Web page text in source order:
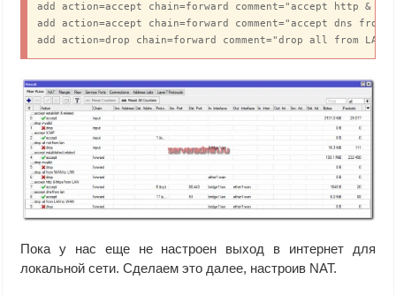
add action=accept chain=forward comment="accept http
add action=accept chain=forward comment="accept dns
add action=drop chain=forward comment="drop all from
Пока у нас еще не настроен выход в интернет для
локальной сети. Сделаем это далее, настроив NAT.